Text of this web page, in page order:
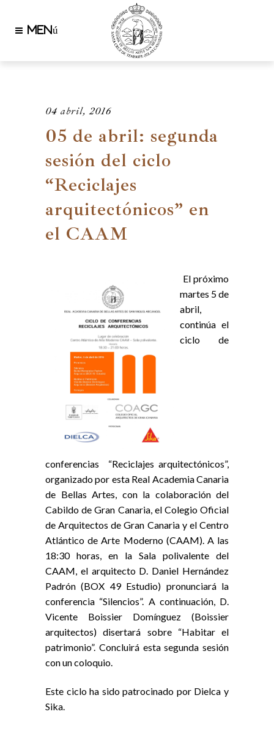
04 abril, 2016
05 de abril: segunda
sesión del ciclo
“Reciclajes
arquitectónicos” en
el CAAM
El próximo
martes 5 de
abril,
continúa el
ciclo de
conferencias “Reciclajes arquitectónicos”,
organizado por esta Real Academia Canaria
de Bellas Artes, con la colaboración del
Cabildo de Gran Canaria, el Colegio Oficial
de Arquitectos de Gran Canaria y el Centro
Atlántico de Arte Moderno (CAAM). A las
18:30 horas, en la Sala polivalente del
CAAM, el arquitecto D. Daniel Hernández
Padrón (BOX 49 Estudio) pronunciará la
conferencia “Silencios”. A continuación, D.
Vicente Boissier Domínguez (Boissier
arquitectos) disertará sobre “Habitar el
patrimonio”. Concluirá esta segunda sesión
con un coloquio.
Este ciclo ha sido patrocinado por Dielca y
Sika.